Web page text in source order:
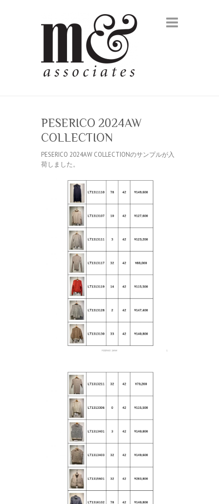
PESERICO 2024AW
COLLECTION
PESERICO 2024AW COLLECTIONのサンプルが入
荷しました。